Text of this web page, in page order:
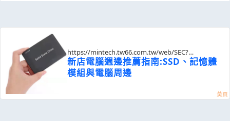
https://mintech.tw66.com.tw/web/SEC?
postId=1351899
新店電腦週邊推薦指南:SSD、記憶體
模組與電腦周邊